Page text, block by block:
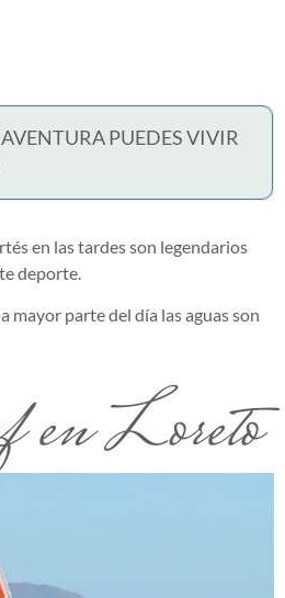
PUEDES VIVIR
en las tardes son legendarios
deporte.
mayor parte del día las aguas son
en Loreto